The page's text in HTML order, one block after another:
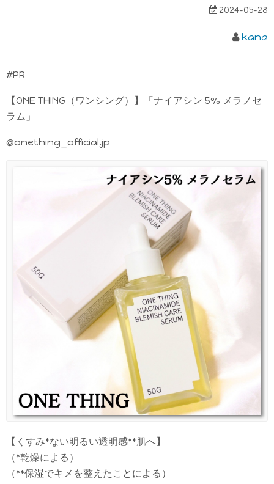
2024-05-28
kana
#PR
【ONE THING（ワンシング）】「ナイアシン 5% メラノセ
ラム」
@onething_official.jp
【くすみ*ない明るい透明感**肌へ】
（*乾燥による）
（**保湿でキメを整えたことによる）